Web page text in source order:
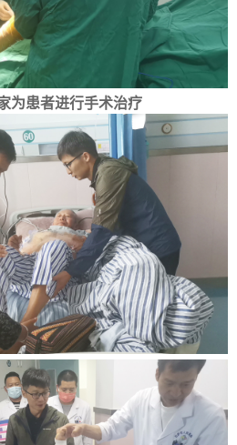
为患者进行手术治疗